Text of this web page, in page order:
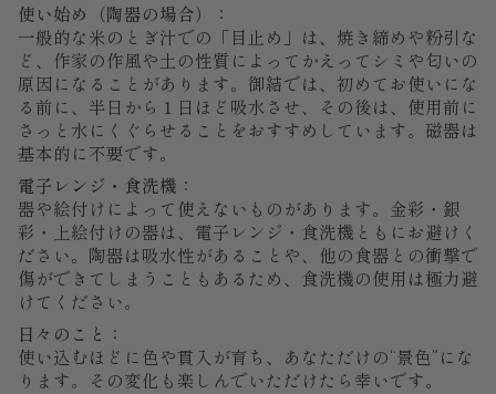
使い始め（陶器の場合）：
一般的な米のとぎ汁での「目止め」は、焼き締めや粉引な
ど、作家の作風や土の性質によってかえってシミや匂いの
原因になることがあります。御結では、初めてお使いにな
る前に、半日から１日ほど吸水させ、その後は、使用前に
さっと水にくぐらせることをおすすめしています。磁器は
基本的に不要です。
電子レンジ・食洗機：
器や絵付けによって使えないものがあります。金彩・銀
彩・上絵付けの器は、電子レンジ・食洗機ともにお避けく
ださい。陶器は吸水性があることや、他の食器との衝撃で
傷ができてしまうこともあるため、食洗機の使用は極力避
けてください。
日々のこと：
使い込むほどに色や貫入が育ち、あなただけの“景色”にな
ります。その変化も楽しんでいただけたら幸いです。